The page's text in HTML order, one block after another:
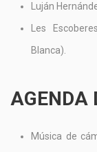
Luján
Les
Blanca).
AGENDA
Música de